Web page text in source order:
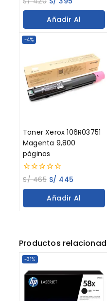
out
of
Añadir Al
-4%
Toner Xerox 106R03751
Magenta 9,800
páginas
0
out
of
S/465 S/ 445
Añadir Al
Productos
-31%